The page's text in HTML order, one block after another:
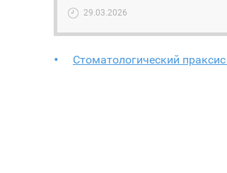
29.03.2026
Стоматологический